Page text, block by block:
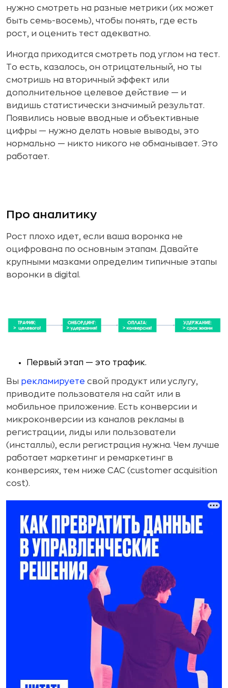
нужно смотреть на разные метрики (их может
быть семь-восемь), чтобы понять, где есть
рост, и оценить тест адекватно.
Иногда приходится смотреть под углом на тест.
То есть, казалось, он отрицательный, но ты
смотришь на вторичный эффект или
дополнительное целевое действие — и
видишь статистически значимый результат.
Появились новые вводные и объективные
цифры — нужно делать новые выводы, это
нормально — никто никого не обманывает. Это
работает.
Про аналитику
Рост плохо идет, если ваша воронка не
оцифрована по основным этапам. Давайте
крупными мазками определим типичные этапы
воронки в digital.
Первый этап — это трафик.
Вы рекламируете свой продукт или услугу,
приводите пользователя на сайт или в
мобильное приложение. Есть конверсии и
микроконверсии из каналов рекламы в
регистрации, лиды или пользователи
(инсталлы), если регистрация нужна. Чем лучше
работает маркетинг и ремаркетинг в
конверсиях, тем ниже CAC (customer acquisition
cost).